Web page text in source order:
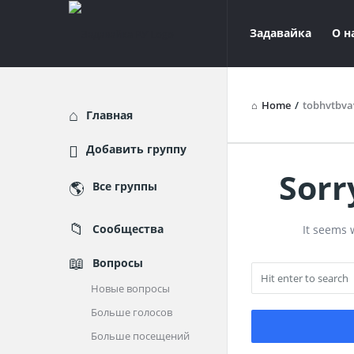
Задавайка
РУ
Navigation
Задавайка О
Home /
Questions
It seems
Explore
Главная
Добавить группу
Все группы
Сообщества
Вопросы
Новые вопросы
Больше голосов
Больше посещений